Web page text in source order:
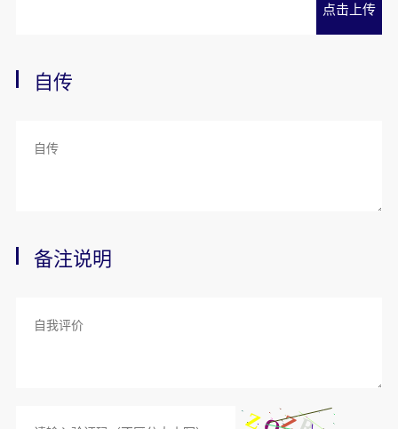
点击上传
自传
备注说明